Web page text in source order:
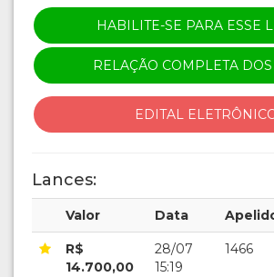
HABILITE-SE PARA ESSE
RELAÇÃO COMPLETA
EDITAL
Lances:
Valor Data
R$
14.700,00
28/07
15:19
1466